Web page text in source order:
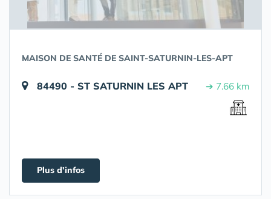
MAISON DE SANTÉ DE SAINT-SATURNIN-LES-APT
84490 - ST SATURNIN LES APT ➔ 7.66 km
Plus d'infos